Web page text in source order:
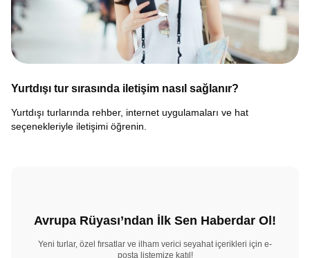
Yurtdışı tur sırasında iletişim nasıl sağlanır?
Yurtdışı turlarında rehber, internet uygulamaları ve hat
seçenekleriyle iletişimi öğrenin.
Avrupa Rüyası’ndan İlk Sen Haberdar Ol!
Yeni turlar, özel fırsatlar ve ilham verici seyahat içerikleri için e-
posta listemize katıl!